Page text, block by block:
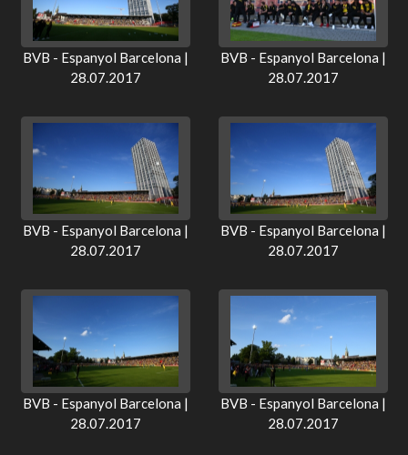
BVB - Espanyol Barcelona |
28.07.2017
BVB - Espanyol Barcelona |
28.07.2017
BVB - Espanyol Barcelona |
28.07.2017
BVB - Espanyol Barcelona |
28.07.2017
BVB - Espanyol Barcelona |
28.07.2017
BVB - Espanyol Barcelona |
28.07.2017